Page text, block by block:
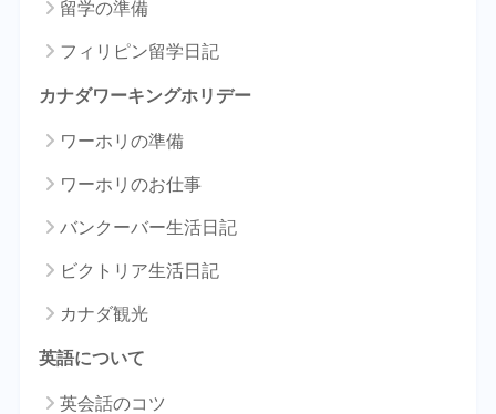
留学の準備
フィリピン留学日記
カナダワーキングホリデー
ワーホリの準備
ワーホリのお仕事
バンクーバー生活日記
ビクトリア生活日記
カナダ観光
英語について
英会話のコツ